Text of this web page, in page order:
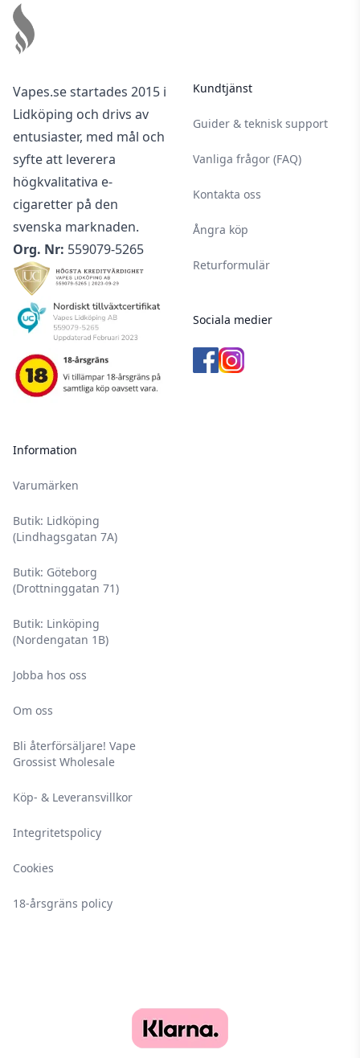
Vapes.se startades 2015 i
Lidköping och drivs av
entusiaster, med mål och
syfte att leverera
högkvalitativa e-
cigaretter på den
svenska marknaden.
Org. Nr: 559079-5265
Information
Varumärken
Butik: Lidköping
(Lindhagsgatan 7A)
Butik: Göteborg
(Drottninggatan 71)
Butik: Linköping
(Nordengatan 1B)
Jobba hos oss
Om oss
Bli återförsäljare! Vape
Grossist Wholesale
Köp- & Leveransvillkor
Integritetspolicy
Cookies
18-årsgräns policy
Kundtjänst
Guider & teknisk support
Vanliga frågor (FAQ)
Kontakta oss
Ångra köp
Returformulär
Sociala medier